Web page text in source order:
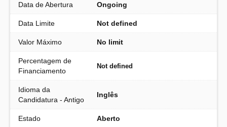
Data de Abertura Ongoing
Data Limite Not defined
Valor Máximo No limit
Percentagem de
Financiamento
Not defined
Idioma da
Candidatura - Antigo
Inglês
Estado Aberto